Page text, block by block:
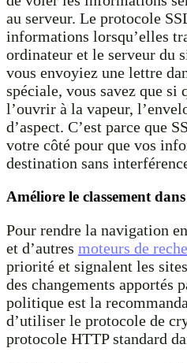
au serveur. Le protocole
informations lorsqu’elles
ordinateur et le serveur du
vous envoyiez une lettre
spéciale, vous savez que si
l’ouvrir à la vapeur,
d’aspect. C’est parce que
votre côté pour que vos
destination sans
Améliore le classement
Pour rendre la navigation
et d’autres moteurs de
priorité et signalent les
des changements apportés
politique est la
d’utiliser le protocole de
protocole HTTP standard